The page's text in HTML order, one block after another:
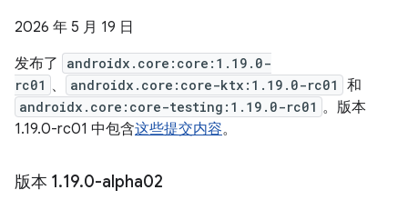
2026 年 5 月 19 日
发布了
androidx.core:core:1.19.0-
rc01 、 androidx.core:core-ktx:1.19.0-rc01 和
androidx.core:core-testing:1.19.0-rc01 。版本
1.19.0-rc01 中包含这些提交内容。
版本 1.19.0-alpha02